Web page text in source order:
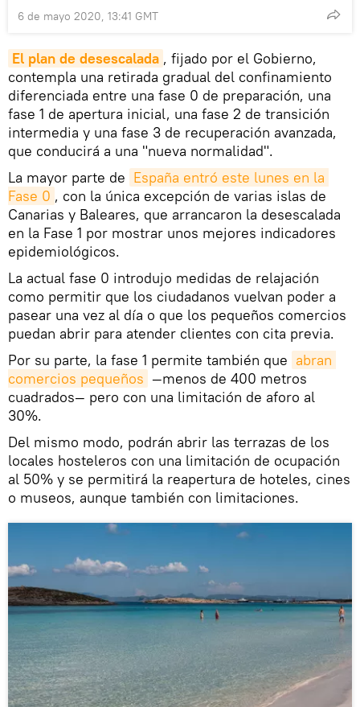
6 de mayo 2020, 13:41 GMT
El plan de desescalada , fijado por el Gobierno,
contempla una retirada gradual del confinamiento
diferenciada entre una fase 0 de preparación, una
fase 1 de apertura inicial, una fase 2 de transición
intermedia y una fase 3 de recuperación avanzada,
que conducirá a una "nueva normalidad".
La mayor parte de España entró este lunes en la
Fase 0 , con la única excepción de varias islas de
Canarias y Baleares, que arrancaron la desescalada
en la Fase 1 por mostrar unos mejores indicadores
epidemiológicos.
La actual fase 0 introdujo medidas de relajación
como permitir que los ciudadanos vuelvan poder a
pasear una vez al día o que los pequeños comercios
puedan abrir para atender clientes con cita previa.
Por su parte, la fase 1 permite también que abran
comercios pequeños —menos de 400 metros
cuadrados— pero con una limitación de aforo al
30%.
Del mismo modo, podrán abrir las terrazas de los
locales hosteleros con una limitación de ocupación
al 50% y se permitirá la reapertura de hoteles, cines
o museos, aunque también con limitaciones.